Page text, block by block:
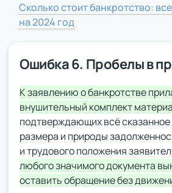
Сколько стоит банкротство:
на 2024 год
Ошибка 6. Пробелы в
К заявлению о банкротстве
внушительный комплект
подтверждающих всё сказанное
размера и природы
и трудового положения
любого значимого документа
оставить обращение без